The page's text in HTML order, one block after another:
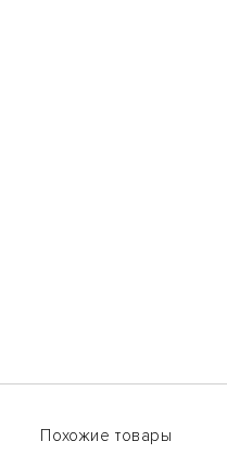
Похожие товары